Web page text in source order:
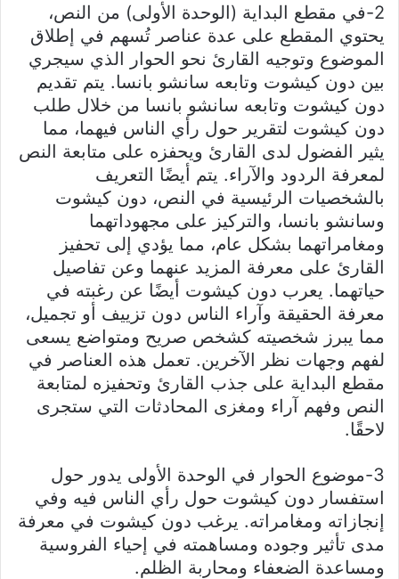
2-في مقطع البداية (الوحدة الأولى) من النص،
يحتوي المقطع على عدة عناصر تُسهم في إطلاق
الموضوع وتوجيه القارئ نحو الحوار الذي سيجري
بين دون كيشوت وتابعه سانشو بانسا. يتم تقديم
دون كيشوت وتابعه سانشو بانسا من خلال طلب
دون كيشوت لتقرير حول رأي الناس فيهما، مما
يثير الفضول لدى القارئ ويحفزه على متابعة النص
لمعرفة الردود والآراء. يتم أيضًا التعريف
بالشخصيات الرئيسية في النص، دون كيشوت
وسانشو بانسا، والتركيز على مجهوداتهما
ومغامراتهما بشكل عام، مما يؤدي إلى تحفيز
القارئ على معرفة المزيد عنهما وعن تفاصيل
حياتهما. يعرب دون كيشوت أيضًا عن رغبته في
معرفة الحقيقة وآراء الناس دون تزييف أو تجميل،
مما يبرز شخصيته كشخص صريح ومتواضع يسعى
لفهم وجهات نظر الآخرين. تعمل هذه العناصر في
مقطع البداية على جذب القارئ وتحفيزه لمتابعة
النص وفهم آراء ومغزى المحادثات التي ستجرى
لاحقًا.
3-موضوع الحوار في الوحدة الأولى يدور حول
استفسار دون كيشوت حول رأي الناس فيه وفي
إنجازاته ومغامراته. يرغب دون كيشوت في معرفة
مدى تأثير وجوده ومساهمته في إحياء الفروسية
ومساعدة الضعفاء ومحاربة الظلم.